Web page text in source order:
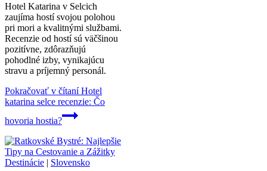
Hotel Katarina v Selcich
zaujíma hostí svojou polohou
pri mori a kvalitnými službami.
Recenzie od hostí sú väčšinou
pozitívne, zdôrazňujú
pohodlné izby, vynikajúcu
stravu a príjemný personál.
Pokračovať v čítaníHotel
katarina selce recenzie: Čo
hovoria hostia?
Destinácie | Slovensko